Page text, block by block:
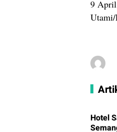
9 April
Hotel